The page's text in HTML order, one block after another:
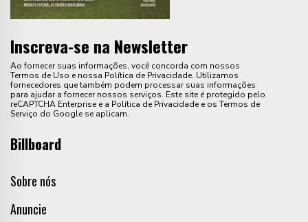
Inscreva-se na Newsletter
Ao fornecer suas informações, você concorda com nossos
Termos de Uso e nossa Política de Privacidade. Utilizamos
fornecedores que também podem processar suas informações
para ajudar a fornecer nossos serviços. Este site é protegido pelo
reCAPTCHA Enterprise e a Política de Privacidade e os Termos de
Serviço do Google se aplicam.
Billboard
Sobre nós
Anuncie